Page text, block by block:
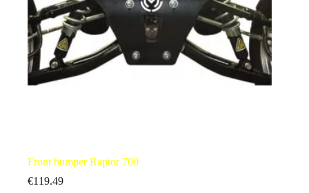
Front bumper Raptor 700
€119.49